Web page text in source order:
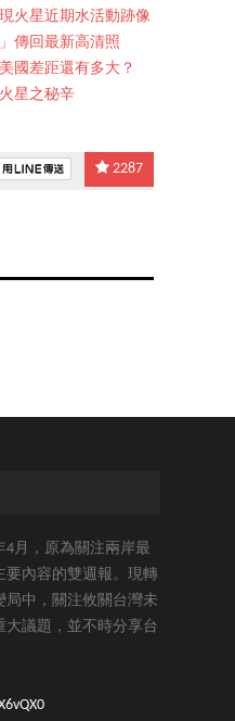
火星近期水活動跡像
傳回最新高清照
國差距還有多大？
星之秘辛
2287
4月，原為關注兩岸最
要內容的雙週報。現轉
中，關注攸關台灣未
大議題，並不時分享台